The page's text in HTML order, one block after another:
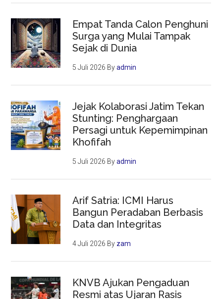
Empat Tanda Calon Penghuni
Surga yang Mulai Tampak
Sejak di Dunia
5 Juli 2026 Byadmin
Jejak Kolaborasi Jatim Tekan
Stunting: Penghargaan
Persagi untuk Kepemimpinan
Khofifah
5 Juli 2026 Byadmin
Arif Satria: ICMI Harus
Bangun Peradaban Berbasis
Data dan Integritas
4 Juli 2026 By zam
KNVB Ajukan Pengaduan
Resmi atas Ujaran Rasis